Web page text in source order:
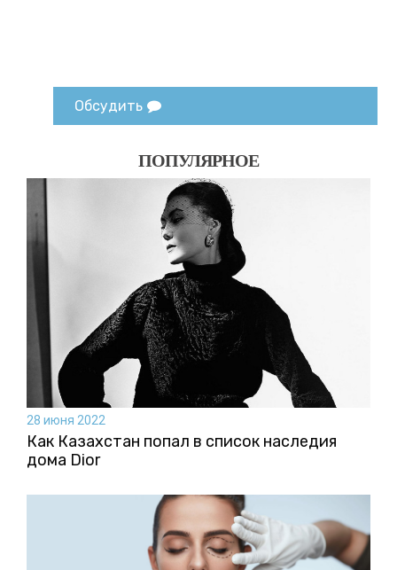
Обсудить
ПОПУЛЯРНОЕ
28 июня 2022
Как Казахстан попал в список наследия
дома Dior